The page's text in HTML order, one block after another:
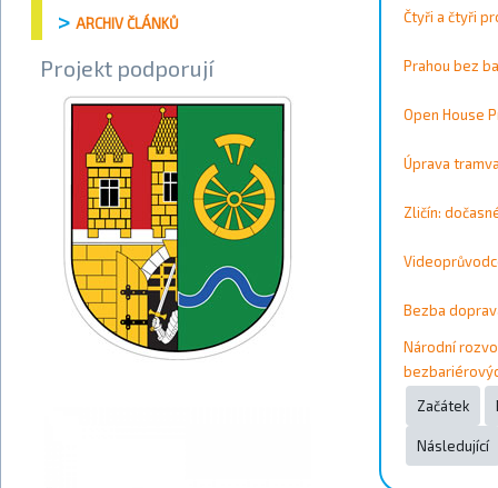
ARCHIV ČLÁNKŮ
Projekt podporují
0123 4 5678 9
Čtyři a čtyři
Prahou bez
Open House
Úprava
Zličín:
Bezba
Národní
Začátek
Následující